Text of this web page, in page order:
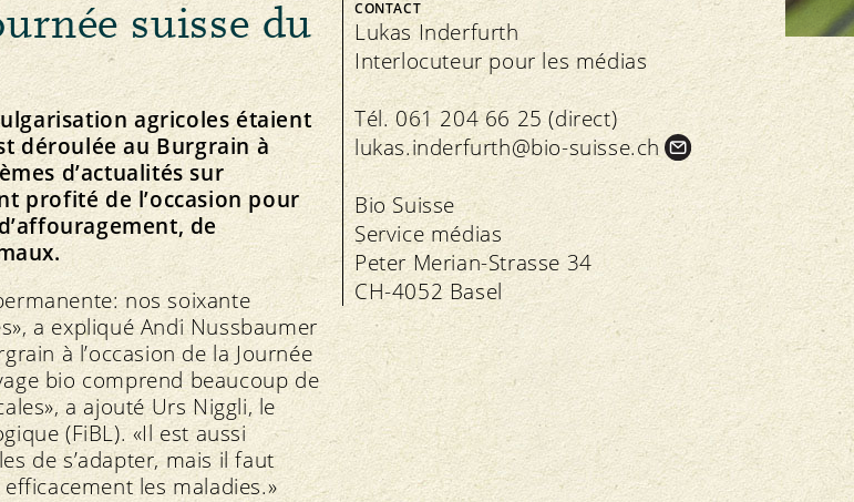
Transparence
Directives
Contrôle
Importations
Assurance qualité
Assemblée des délégués
médiation
Fédération interne
Extranet
Cahier des charges
FNRB
Marchés régionaux
Bio-Symposium
bio près de chez vous
spécialisés bio
Recettes Bourgeon
suisse du
agricoles étaient
déroulée au Burgrain à
d’actualités sur
profité de l’occasion pour
de
nos soixante
a expliqué Andi Nussbaumer
à l’occasion de la Journée
bio comprend beaucoup de
a ajouté Urs Niggli, le
(FiBL). «Il est aussi
de s’adapter, mais il faut
les maladies.»
CONTACT
Lukas Inderfurth
Interlocuteur pour les médias
Tél. 061 204 66 25 (direct)
lukas.inderfurth@bio-suisse.ch
Bio Suisse
Service médias
Peter Merian-Strasse 34
CH-4052 Basel